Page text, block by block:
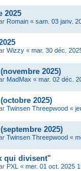
2025
Romain « sam. 03 janv.
Wizzy « mar. 30 déc.
2025)
MadMax « mar. 02 déc.
2025)
Twinsen Threepwood «
2025)
Twinsen Threepwood «
qui divisent"
PXL « mer. 01 oct. 2025